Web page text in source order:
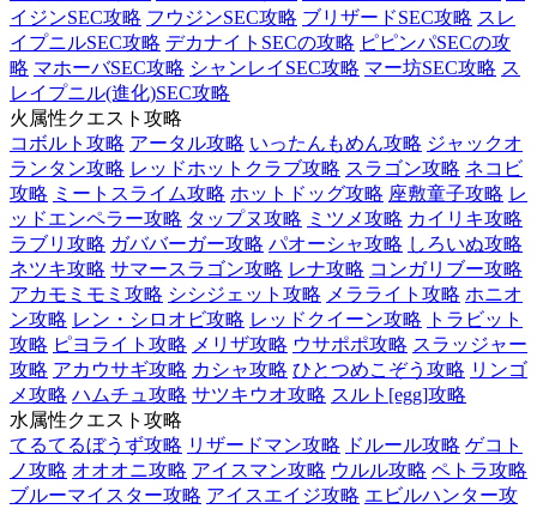
イジンSEC攻略 フウジンSEC攻略 ブリザードSEC攻略 スレ
イプニルSEC攻略 デカナイトSECの攻略 ピピンパSECの攻
略 マホーバSEC攻略 シャンレイSEC攻略 マー坊SEC攻略 ス
レイプニル(進化)SEC攻略
火属性クエスト攻略
コボルト攻略 アータル攻略 いったんもめん攻略 ジャックオ
ランタン攻略 レッドホットクラブ攻略 スラゴン攻略 ネコビ
攻略 ミートスライム攻略 ホットドッグ攻略 座敷童子攻略 レ
ッドエンペラー攻略 タップヌ攻略 ミツメ攻略 カイリキ攻略
ラブリ攻略 ガババーガー攻略 パオーシャ攻略 しろいぬ攻略
ネツキ攻略 サマースラゴン攻略 レナ攻略 コンガリブー攻略
アカモミモミ攻略 シシジェット攻略 メラライト攻略 ホニオ
ン攻略 レン・シロオビ攻略 レッドクイーン攻略
トラビット
攻略 ピヨライト攻略 メリザ攻略 ウサポポ攻略 スラッジャー
攻略 アカウサギ攻略 カシャ攻略 ひとつめこぞう攻略 リンゴ
メ攻略 ハムチュ攻略 サツキウオ攻略 スルト[egg]攻略
水属性クエスト攻略
てるてるぼうず攻略 リザードマン攻略 ドルール攻略 ゲコト
ノ攻略 オオオニ攻略 アイスマン攻略 ウルル攻略 ペトラ攻略
ブルーマイスター攻略 アイスエイジ攻略 エビルハンター攻